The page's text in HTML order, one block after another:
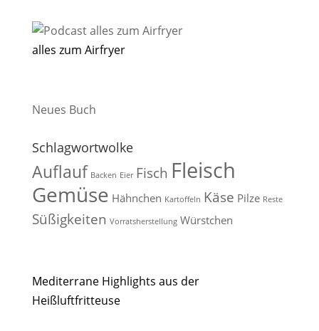
alles zum Airfryer
Neues Buch
Schlagwortwolke
Auflauf Backen Eier Fisch Fleisch
Gemüse Hähnchen Kartoffeln Käse Pilze Reste
Süßigkeiten Vorratsherstellung Würstchen
Mediterrane Highlights aus der
Heißluftfritteuse